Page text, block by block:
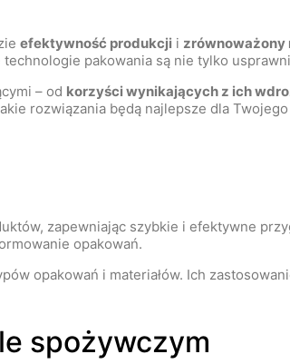
efektywność produkcji i zrównoważony
pakowania są nie tylko
– od korzyści wynikających z ich
rozwiązania będą najlepsze dla
zapewniając szybkie i efektywne
opakowań.
opakowań i materiałów. Ich
spożywczym